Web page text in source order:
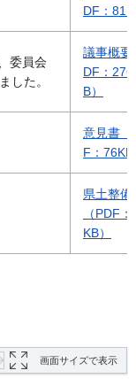
DF：
委員会
した。
議事概要
DF：
B）
意見書（
F：76KB
県土整備
（PDF
KB）
画面サイズで表示